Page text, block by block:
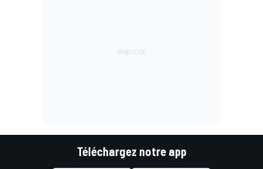
Téléchargez notre app